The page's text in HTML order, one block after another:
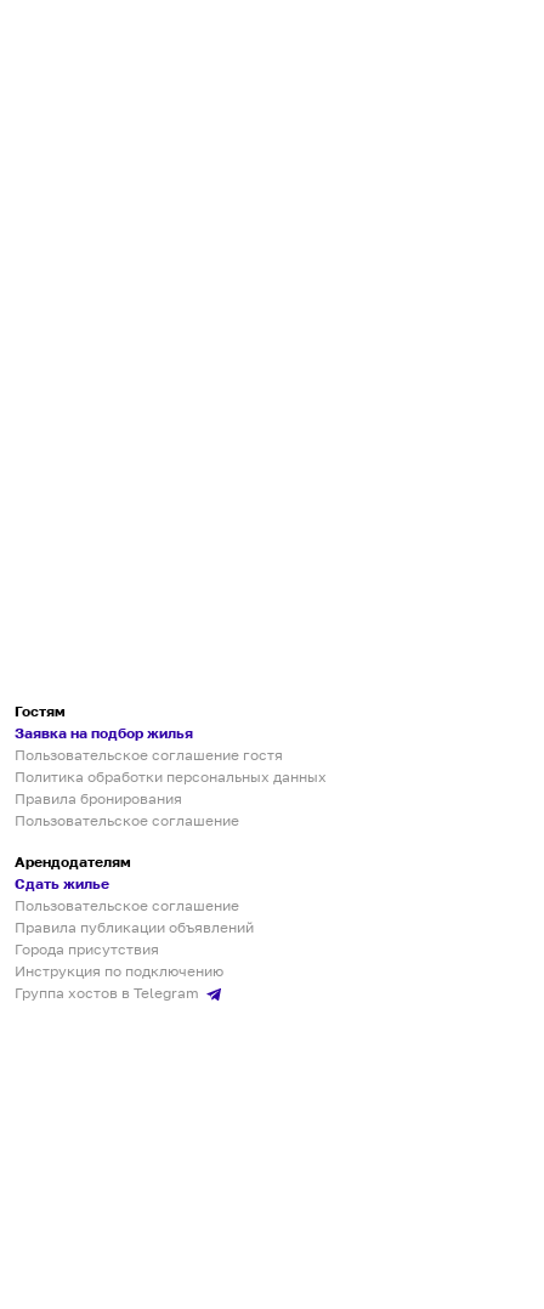
Гостям
Заявка на подбор жилья
Пользовательское соглашение гостя
Политика обработки персональных данных
Правила бронирования
Пользовательское соглашение
Арендодателям
Сдать жилье
Пользовательское соглашение
Правила публикации объявлений
Города присутствия
Инструкция по подключению
Группа хостов в Telegram